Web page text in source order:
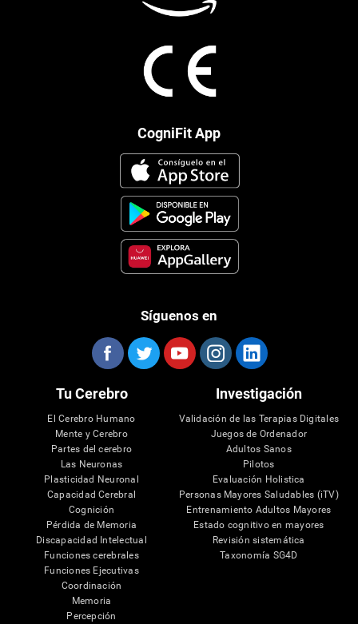
CogniFit App
Síguenos en
Tu Cerebro
El Cerebro Humano
Mente y Cerebro
Partes del cerebro
Las Neuronas
Plasticidad Neuronal
Capacidad Cerebral
Cognición
Pérdida de Memoria
Discapacidad Intelectual
Funciones cerebrales
Funciones Ejecutivas
Coordinación
Memoria
Percepción
Investigación
Validación de las Terapias Digitales
Juegos de Ordenador
Adultos Sanos
Pilotos
Evaluación Holistica
Personas Mayores Saludables (iTV)
Entrenamiento Adultos Mayores
Estado cognitivo en mayores
Revisión sistemática
Taxonomía SG4D